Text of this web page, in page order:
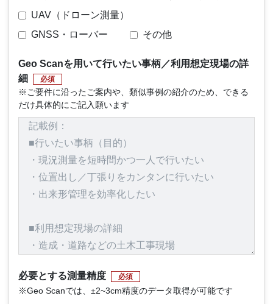
UAV（ドローン測量）
GNSS・ローバー
その他
Geo Scanを用いて行いたい事柄／利用想定現場の詳
細
必須
※ご要件に沿ったご案内や、類似事例の紹介のため、できる
だけ具体的にご記入願います
必要とする測量精度 必須
※Geo Scanでは、±2~3cm精度のデータ取得が可能です